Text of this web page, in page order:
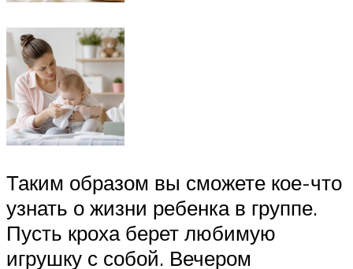
Таким образом вы сможете кое-что
узнать о жизни ребенка в группе.
Пусть кроха берет любимую
игрушку с собой. Вечером